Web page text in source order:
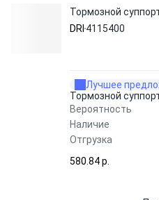
Тормозной
DRI 4115400
Лучшее
Тормозной
Вероятность
Наличие
Отгрузка
580.84 p.